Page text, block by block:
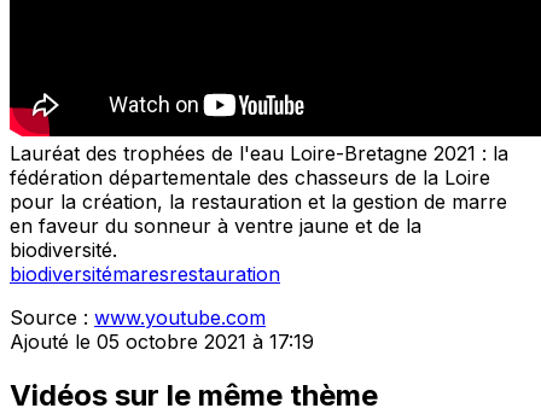
Lauréat des trophées de l'eau Loire-Bretagne 2021 : la
fédération départementale des chasseurs de la Loire
pour la création, la restauration et la gestion de marre
en faveur du sonneur à ventre jaune et de la
biodiversité.
biodiversitémaresrestauration
Source : www.youtube.com
Ajouté le 05 octobre 2021 à 17:19
Vidéos sur le même thème